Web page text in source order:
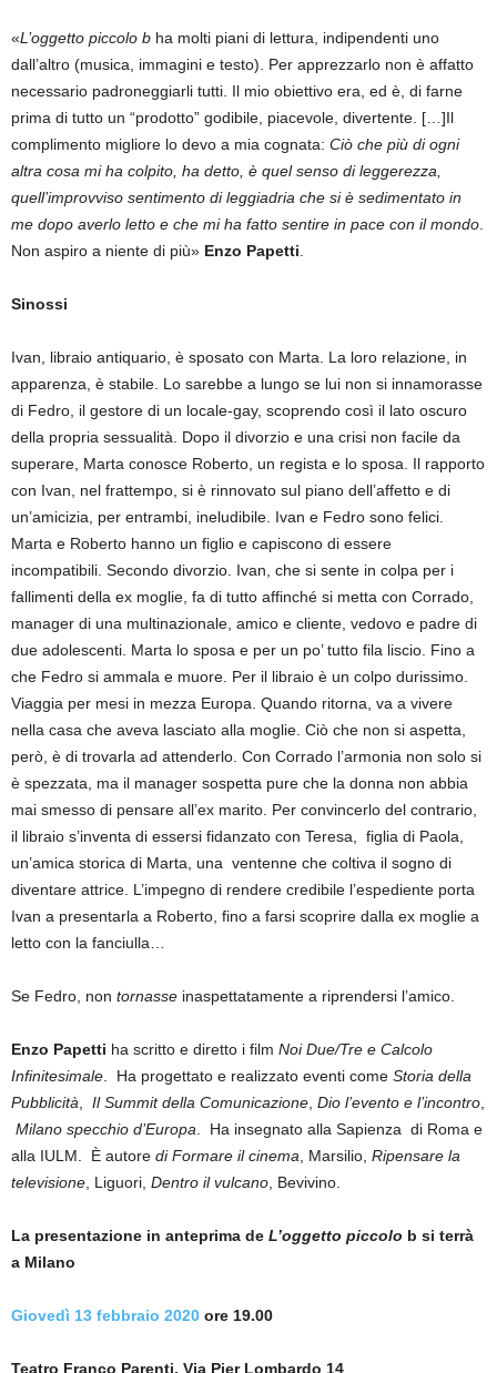
«L’oggetto piccolo b ha molti piani di lettura, indipendenti uno
dall’altro (musica, immagini e testo). Per apprezzarlo non è affatto
necessario padroneggiarli tutti. Il mio obiettivo era, ed è, di farne
prima di tutto un “prodotto” godibile, piacevole, divertente. […]Il
complimento migliore lo devo a mia cognata: Ciò che più di ogni
altra cosa mi ha colpito, ha detto, è quel senso di leggerezza,
quell’improvviso sentimento di leggiadria che si è sedimentato in
me dopo averlo letto e che mi ha fatto sentire in pace con il mondo
Non aspiro a niente di più» Enzo Papetti
Sinossi
Ivan, libraio antiquario, è sposato con Marta. La loro relazione, in
apparenza, è stabile. Lo sarebbe a lungo se lui non si innamorasse
di Fedro, il gestore di un locale-gay, scoprendo così il lato oscuro
della propria sessualità. Dopo il divorzio e una crisi non facile da
superare, Marta conosce Roberto, un regista e lo sposa. Il rapporto
con Ivan, nel frattempo, si è rinnovato sul piano dell’affetto e di
un’amicizia, per entrambi, ineludibile. Ivan e Fedro sono felici.
Marta e Roberto hanno un figlio e capiscono di essere
incompatibili. Secondo divorzio. Ivan, che si sente in colpa per i
fallimenti della ex moglie, fa di tutto affinché si metta con Corrado,
manager di una multinazionale, amico e cliente, vedovo e padre di
due adolescenti. Marta lo sposa e per un po’ tutto fila liscio. Fino a
che Fedro si ammala e muore. Per il libraio è un colpo durissimo.
Viaggia per mesi in mezza Europa. Quando ritorna, va a vivere
nella casa che aveva lasciato alla moglie. Ciò che non si aspetta,
però, è di trovarla ad attenderlo. Con Corrado l’armonia non solo si
è spezzata, ma il manager sospetta pure che la donna non abbia
mai smesso di pensare all’ex marito. Per convincerlo del contrario,
il libraio s’inventa di essersi fidanzato con Teresa, figlia di Paola,
un’amica storica di Marta, una ventenne che coltiva il sogno di
diventare attrice. L’impegno di rendere credibile l’espediente porta
Ivan a presentarla a Roberto, fino a farsi scoprire dalla ex moglie a
letto con la fanciulla…
Se Fedro, non tornasse inaspettatamente a riprendersi l’amico.
Enzo Papetti ha scritto e diretto i film Noi Due/Tre e Calcolo
Infinitesimale . Ha progettato e realizzato eventi come Storia della
Pubblicità
Il Summit della Comunicazione Dio l’evento e l’incontro
Milano specchio d’Europa . Ha insegnato alla Sapienza di Roma e
alla IULM. È autore di Formare il cinema , Marsilio, Ripensare la
televisione , Liguori, Dentro il vulcano , Bevivino.
La presentazione in anteprima de L’oggetto piccolo b si terrà
a Milano
Giovedì 13 febbraio 2020 ore 19.00
Teatro Franco Parenti, Via Pier Lombardo 14